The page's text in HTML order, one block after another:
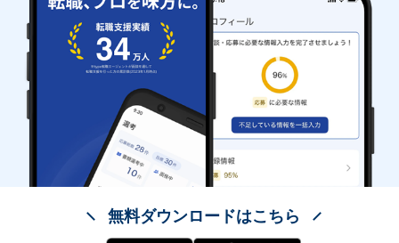
無料ダウンロードはこちら